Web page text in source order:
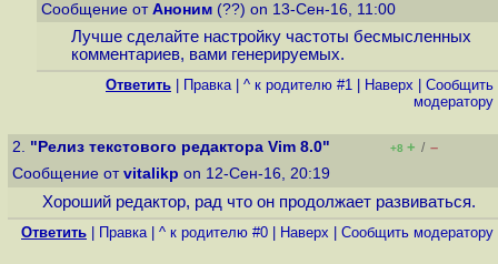
Сообщение от Аноним (??) on 13-Сен-16, 11:00
Лучше сделайте настройку частоты бесмысленных
комментариев, вами генерируемых.
Ответить Правка| ^ к родителю #1 Наверх
Cообщить
модератору
2. "Релиз текстового редактора Vim 8.0" +8 + / –
Сообщение от vitalikp on 12-Сен-16, 20:19
Хороший редактор, рад что он продолжает развиваться.
Ответить Правка| ^ к родителю #0 Наверх Cообщить модератору